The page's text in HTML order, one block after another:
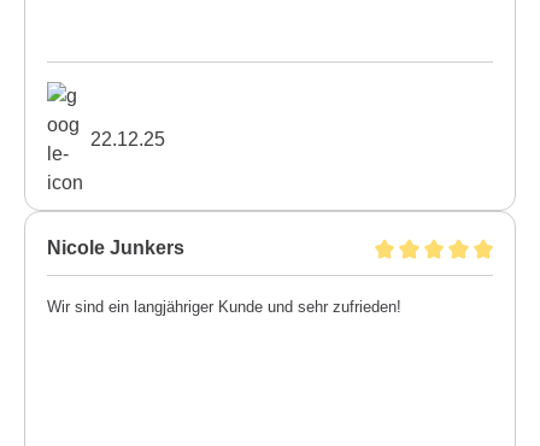
22.12.25
Nicole Junkers
Wir sind ein langjähriger Kunde und sehr zufrieden!